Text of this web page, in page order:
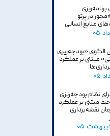
در پرتو
منابع انسانی
الگوی «بودجه‌ریزی
مبتنی بر عملکرد
نظام بودجه‌ریزی
مبتنی بر عملکرد
نقشه‌برداری